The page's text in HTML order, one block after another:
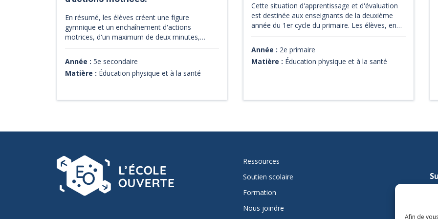
Afin de
En résumé, les élèves créent une figure
gymnique et un enchaînement d'actions
motrices, d'un maximum de deux minutes,
synchronisation dans une présentation
comportant un maximum de six tableaux.
Année : 5e secondaire
Matière : Éducation physique et à la santé
Cette situation d'apprentissage et d'évaluation
est destinée aux enseignants de la deuxième
année du 1er cycle du primaire. Les élèves, en
exécuter un enchaînement de quatre figures
liées entre elles, précédées d'une posture de
départ et suivies d'une posture d'arrivée. Les
l'enseignant (fiches de postures) ainsi que le
Année : 2e primaire
Matière : Éducation physique et à la santé
Ressources
Soutien scolaire
Formation
Nous joindre